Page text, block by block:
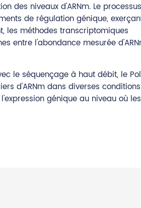
des niveaux d'ARNm. Le
de régulation génique,
les méthodes transcriptomiques
entre l'abondance mesurée
le séquençage à haut débit, le
d'ARNm dans diverses conditions
génique au niveau où les